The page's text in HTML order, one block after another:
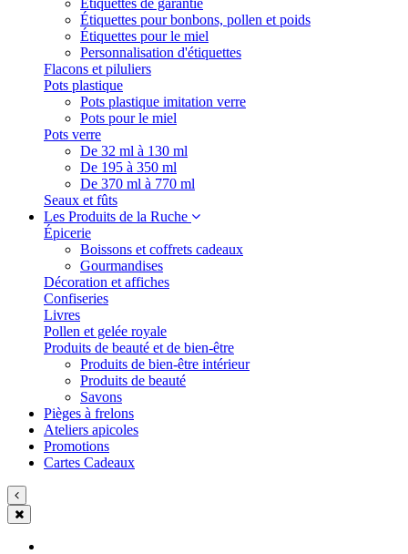
Étiquettes de garantie
Étiquettes pour bonbons, pollen et poids
Étiquettes pour le miel
Personnalisation d'étiquettes
Flacons et piluliers
Pots plastique
Pots plastique imitation verre
Pots pour le miel
Pots verre
De 32 ml à 130 ml
De 195 à 350 ml
De 370 ml à 770 ml
Seaux et fûts
Les Produits de la Ruche
Épicerie
Boissons et coffrets cadeaux
Gourmandises
Décoration et affiches
Confiseries
Livres
Pollen et gelée royale
Produits de beauté et de bien-être
Produits de bien-être intérieur
Produits de beauté
Savons
Pièges à frelons
Ateliers apicoles
Promotions
Cartes Cadeaux